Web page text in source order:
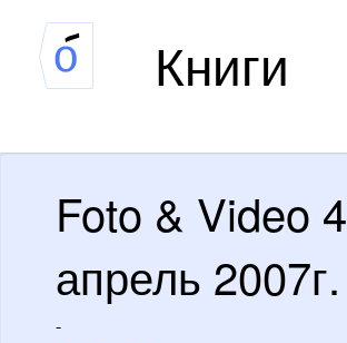
Книги
Foto & Video 4
апрель 2007г.
-